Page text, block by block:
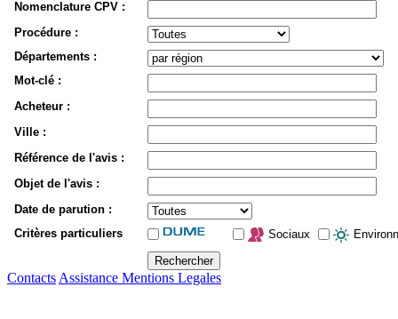
Nomenclature CPV :
Procédure :
Départements :
Mot-clé :
Acheteur :
Ville :
Référence de l'avis :
Objet de l'avis :
Date de parution :
Critères particuliers
Sociaux
Contacts Assistance Mentions Legales